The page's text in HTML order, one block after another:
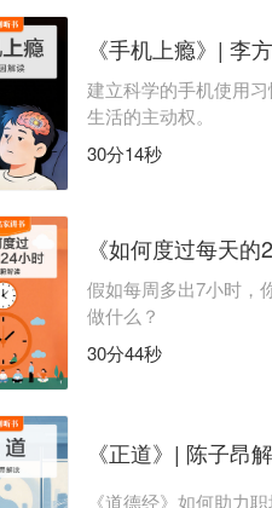
《手机上瘾》| 李
建立科学的手机使用
生活的主动权。
30分14秒
假如每周多出7小时，
做什么？
30分44秒
《正道》| 陈子昂
《道德经》如何助力